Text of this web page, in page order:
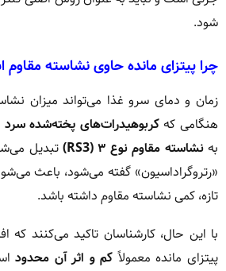
شود.
چرا پیتزای مانده حاوی نشاسته
زمان و دمای سرو غذا می‌تواند میزان
هنگامی کهکربوهیدرات‌های پخته‌شده
بهنشاسته مقاوم نوع ۳ (RS3)
تبدیل
«رتروگراداسیون» گفته می‌شود، باعث
تازه، کمی نشاسته مقاوم داشته باشد.
با این حال، کارشناسان تاکید می‌کنند که
پیتزای مانده معمولاً کم و اثر آن محدود